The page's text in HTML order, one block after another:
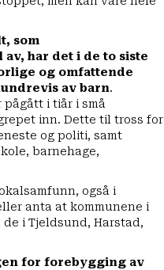
som
har det i de to siste
og omfattende
av barn.
i tiår i små
inn. Dette til tross for
og politi, samt
barnehage,
også i
anta at kommunene i
i Tjeldsund, Harstad,
for forebygging av